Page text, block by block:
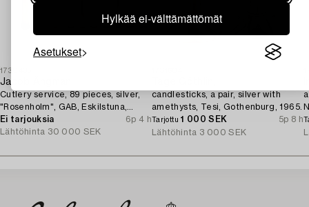
Hylkää ei-välttämättömät
Asetukset
1730435
Jacob Ängman
Cutlery service, 89 pieces, silver,
"Rosenholm", GAB, Eskilstuna,
1961-87.
Ei tarjouksia
6p 4 h
Lähtöhinta 30 000 SEK
candlesticks, a pair, silver with
amethysts, Tesi, Gothenburg, 1965.
Tarjottu1 000 SEK
5p 8 h
Lähtöhinta 3 000 SEK